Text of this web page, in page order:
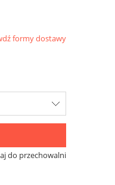
formy dostawy
do przechowalni